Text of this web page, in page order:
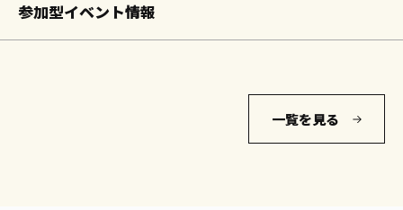
参加型イベント情報
一覧を見る